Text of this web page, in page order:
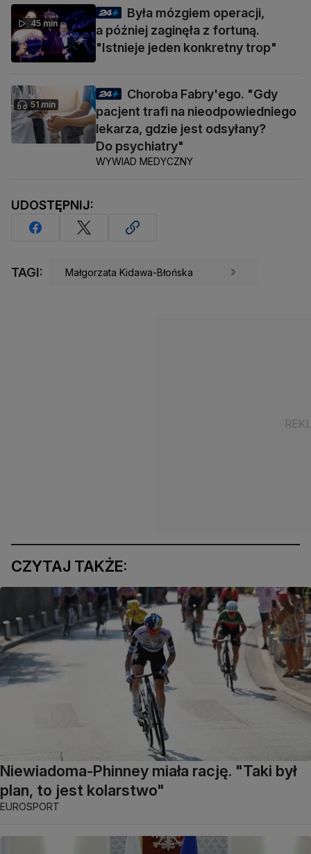
45 min
Była mózgiem operacji,
a później zaginęła z fortuną.
"Istnieje jeden konkretny trop"
51 min
Choroba Fabry'ego. "Gdy
pacjent trafi na nieodpowiedniego
lekarza, gdzie jest odsyłany?
Do psychiatry"
WYWIAD MEDYCZNY
UDOSTĘPNIJ:
TAGI: Małgorzata Kidawa-Błońska
CZYTAJ TAKŻE:
Niewiadoma-Phinney miała rację. "Taki był
plan, to jest kolarstwo"
EUROSPORT